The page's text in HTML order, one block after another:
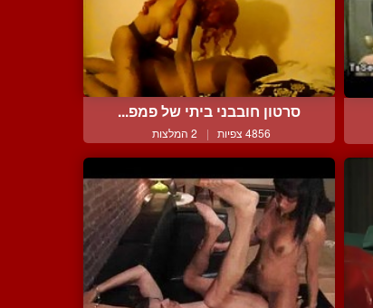
סרטון חובבני ביתי של פמפ...
4856 צפיות | 2 המלצות